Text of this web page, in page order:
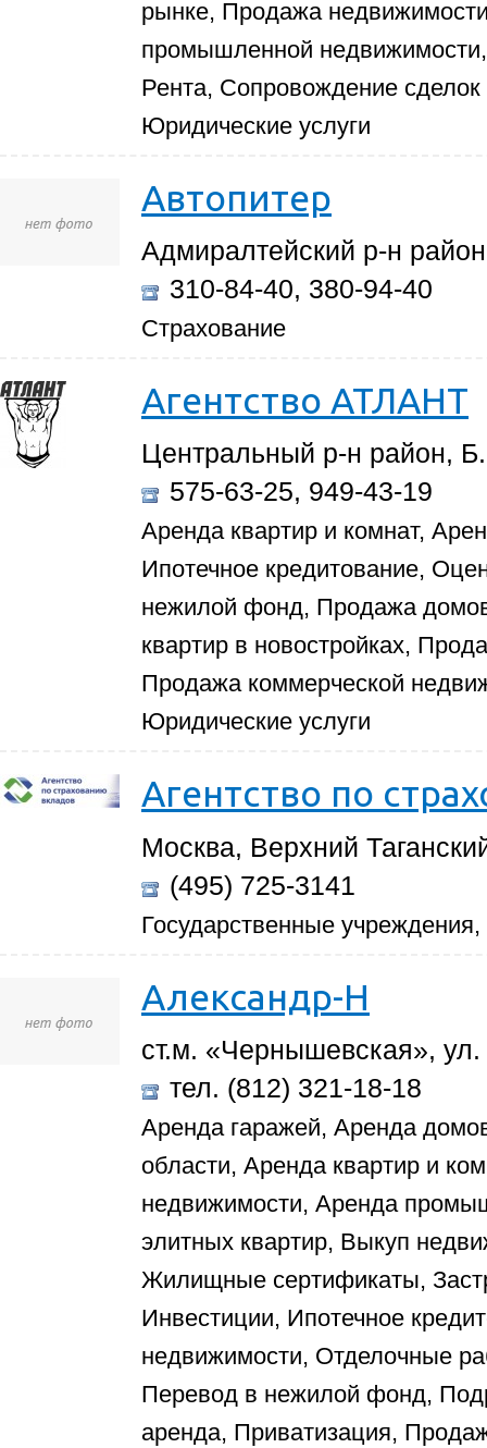
рынке, Продажа
промышленной
Рента, Сопровождение
Юридические услуги
Автопитер
Адмиралтейский р-н
310-84-40, 380-94-40
Страхование
Агентство АТЛАНТ
Центральный р-н район,
575-63-25, 949-43-19
Аренда квартир и комнат,
Ипотечное кредитование,
нежилой фонд, Продажа
квартир в новостройках,
Продажа коммерческой
Юридические услуги
Агентство по
Москва, Верхний
(495) 725-3141
Государственные
Александр-Н
ст.м. «Чернышевская»,
тел. (812) 321-18-18
Аренда гаражей, Аренда
области, Аренда квартир и
недвижимости, Аренда
элитных квартир, Выкуп
Жилищные сертификаты,
Инвестиции, Ипотечное
недвижимости, Отделочные
Перевод в нежилой фонд,
аренда, Приватизация,